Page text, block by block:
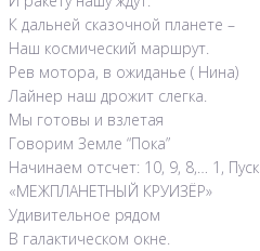
К дальней сказочной планете –
Наш космический маршрут.
Рев мотора, в ожиданье ( Нина)
Лайнер наш дрожит слегка.
Мы готовы и взлетая
Говорим Земле “Пока”
Начинаем отсчет: 10, 9, 8,… 1, Пуск
«МЕЖПЛАНЕТНЫЙ КРУИЗЁР»
Удивительное рядом
В галактическом окне.